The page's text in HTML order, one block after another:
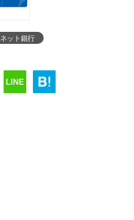
ネット銀行